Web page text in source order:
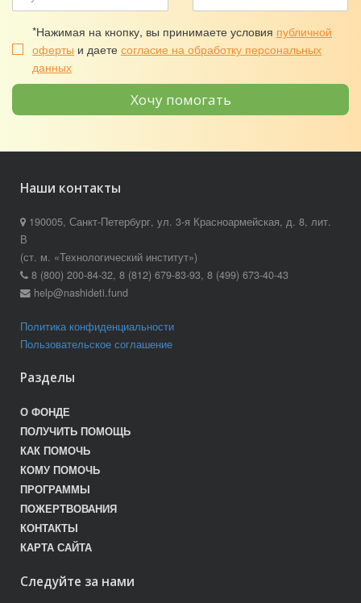
*Нажимая на кнопку, вы принимаете условия публичной
оферты и даете согласие на обработку персональных
данных
Хочу помогать
Наши контакты
190005, Санкт-Петербург, ул. 3-я Красноармейская, д. 8, лит.
В
(ст. м. «Технологический институт»)
8 (800) 200-84-32, 8 (812) 679-83-93, 8 (499) 673-40-43
help@nashideti.fund
Политика конфиденциальности
Пользовательское соглашение
Разделы
О ФОНДЕ
ПОЛУЧИТЬ ПОМОЩЬ
КАК ПОМОЧЬ
КОМУ ПОМОЧЬ
ПРОГРАММЫ
ПОЖЕРТВОВАНИЯ
КОНТАКТЫ
КАРТА САЙТА
Следуйте за нами